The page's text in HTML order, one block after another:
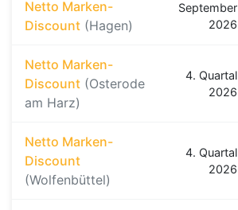
Netto Marken-
Discount (Hagen)
September
2026
Netto Marken-
Discount (Osterode
am Harz)
4. Quartal
2026
Netto Marken-
Discount
(Wolfenbüttel)
4. Quartal
2026